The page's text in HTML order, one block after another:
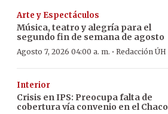
Arte y Espectáculos
Música, teatro y alegría para el
segundo fin de semana de agosto
Agosto 7, 2026 04:00 a. m. · Redacción ÚH
Interior
Crisis en IPS: Preocupa falta de
cobertura vía convenio en el Chaco